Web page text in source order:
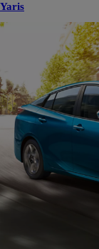
Yaris